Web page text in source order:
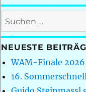
Suchen
nach:
NEUESTE
WAM-Finale
16.